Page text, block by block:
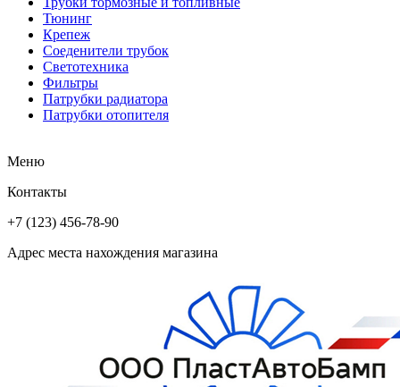
Тюнинг
Крепеж
Соеденители трубок
Светотехника
Фильтры
Патрубки радиатора
Патрубки отопителя
Меню
Контакты
+7 (123) 456-78-90
Адрес места нахождения магазина